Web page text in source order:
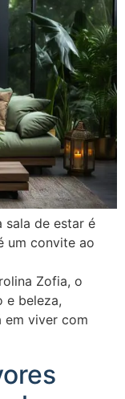
sala de estar é
um convite ao
Zofia, o
e beleza,
em viver com